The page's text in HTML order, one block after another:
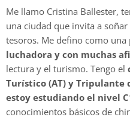
Me llamo Cristina Ballester,
una ciudad que invita a
tesoros. Me defino como una
luchadora y con muchas
lectura y el turismo. Tengo el
Turístico (AT) y Tripulante
estoy estudiando el nivel
conocimientos básicos de